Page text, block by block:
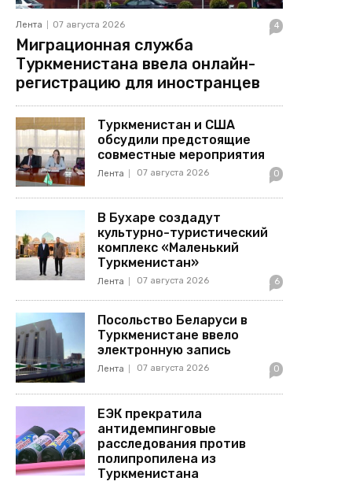
Лента 07 августа 2026 4
Миграционная служба
Туркменистана ввела онлайн-
регистрацию для иностранцев
Туркменистан и США
обсудили предстоящие
совместные мероприятия
Лента 07 августа 2026 0
В Бухаре создадут
культурно-туристический
комплекс «Маленький
Туркменистан»
Лента 07 августа 2026 6
Посольство Беларуси в
Туркменистане ввело
электронную запись
Лента 07 августа 2026 0
ЕЭК прекратила
антидемпинговые
расследования против
полипропилена из
Туркменистана